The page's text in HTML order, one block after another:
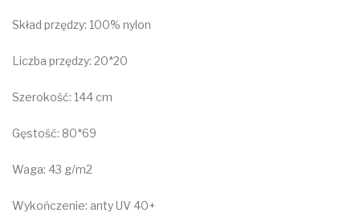
Skład przędzy: 100% nylon
Liczba przędzy: 20*20
Szerokość: 144 cm
Gęstość: 80*69
Waga: 43 g/m2
Wykończenie: anty UV 40+